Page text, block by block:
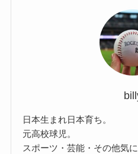
日本生まれ日本育ち。
元高校球児。
スポーツ・芸能・その他気